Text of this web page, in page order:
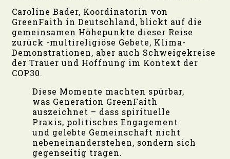
Caroline Bader, Koordinatorin von
GreenFaith in Deutschland, blickt auf die
gemeinsamen Höhepunkte dieser Reise
zurück -multireligiöse Gebete, Klima-
Demonstrationen, aber auch Schweigekreise
der Trauer und Hoffnung im Kontext der
COP30.
Diese Momente machten spürbar,
was Generation GreenFaith
auszeichnet – dass spirituelle
Praxis, politisches Engagement
und gelebte Gemeinschaft nicht
nebeneinanderstehen, sondern sich
gegenseitig tragen.